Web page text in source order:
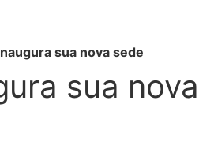
sua nova sede
sua nova